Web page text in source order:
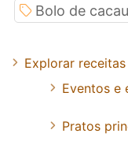
Bolo de cacau
Explorar receitas
Eventos e
Pratos